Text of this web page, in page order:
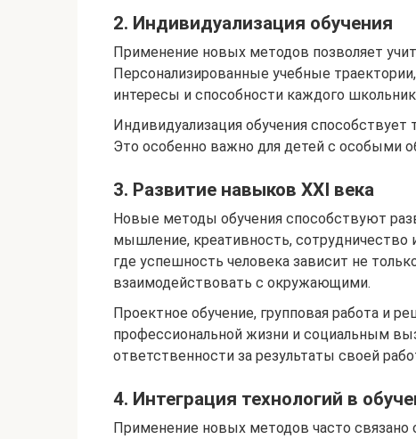
2. Индивидуализация обучения
Применение новых методов позволяет
Персонализированные учебные
интересы и способности каждого
Индивидуализация обучения
Это особенно важно для детей с особыми
3. Развитие навыков XXI века
Новые методы обучения способствуют
мышление, креативность,
где успешность человека зависит не
взаимодействовать с окружающими.
Проектное обучение, групповая работа и
профессиональной жизни и социальным
ответственности за результаты своей
4. Интеграция технологий в
Применение новых методов часто